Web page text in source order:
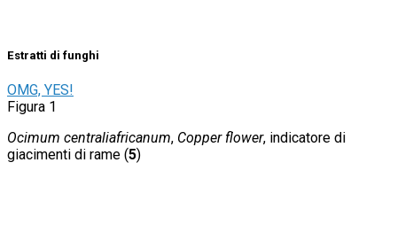
Estratti di funghi
OMG, YES!
Figura 1
Ocimum centraliafricanum, Copper flower, indicatore di
giacimenti di rame (5)